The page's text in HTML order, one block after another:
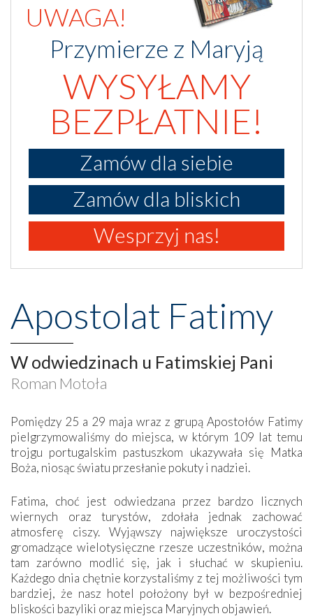
UWAGA!
Przymierze z Maryją
WYSYŁAMY
BEZPŁATNIE!
Zamów dla siebie
Zamów dla bliskich
Wesprzyj nas!
Apostolat Fatimy
W odwiedzinach u Fatimskiej Pani
Roman Motoła
Pomiędzy 25 a 29 maja wraz z grupą Apostołów Fatimy
pielgrzymowaliśmy do miejsca, w którym 109 lat temu
trojgu portugalskim pastuszkom ukazywała się Matka
Boża, niosąc światu przesłanie pokuty i nadziei.
Fatima, choć jest odwiedzana przez bardzo licznych
wiernych oraz turystów, zdołała jednak zachować
atmosferę ciszy. Wyjąwszy największe uroczystości
gromadzące wielotysięczne rzesze uczestników, można
tam zarówno modlić się, jak i słuchać w skupieniu.
Każdego dnia chętnie korzystaliśmy z tej możliwości tym
bardziej, że nasz hotel położony był w bezpośredniej
bliskości bazyliki oraz miejsca Maryjnych objawień.